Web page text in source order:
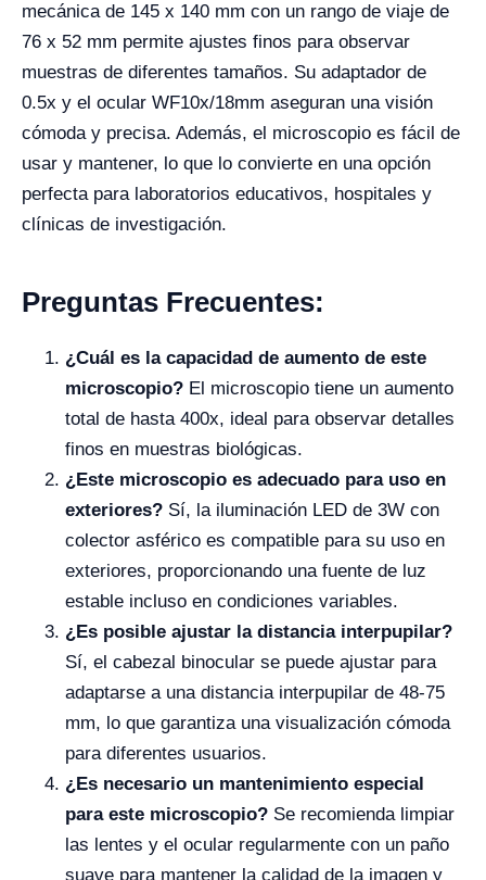
mecánica de 145 x 140 mm con un rango de viaje de
76 x 52 mm permite ajustes finos para observar
muestras de diferentes tamaños. Su adaptador de
0.5x y el ocular WF10x/18mm aseguran una visión
cómoda y precisa. Además, el microscopio es fácil de
usar y mantener, lo que lo convierte en una opción
perfecta para laboratorios educativos, hospitales y
clínicas de investigación.
Preguntas Frecuentes:
¿Cuál es la capacidad de aumento de este
microscopio? El microscopio tiene un aumento
total de hasta 400x, ideal para observar detalles
finos en muestras biológicas.
¿Este microscopio es adecuado para uso en
exteriores? Sí, la iluminación LED de 3W con
colector asférico es compatible para su uso en
exteriores, proporcionando una fuente de luz
estable incluso en condiciones variables.
¿Es posible ajustar la distancia interpupilar?
Sí, el cabezal binocular se puede ajustar para
adaptarse a una distancia interpupilar de 48-75
mm, lo que garantiza una visualización cómoda
para diferentes usuarios.
¿Es necesario un mantenimiento especial
para este microscopio? Se recomienda limpiar
las lentes y el ocular regularmente con un paño
suave para mantener la calidad de la imagen y